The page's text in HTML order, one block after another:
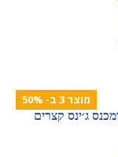
מוצר 3 ב- 50%
ג׳ינס קצרים